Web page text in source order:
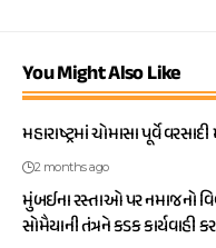
You Might Also Like
મહારાષ્ટ્રમાં ચોમાસા પૂર્વે
2 months ago
મુંબઈના રસ્તાઓ પર નમાજનો
સોમૈયાની તંત્રને કડક કાર્યવાહી